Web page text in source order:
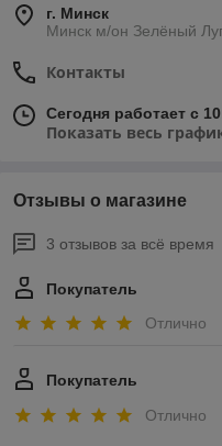
г. Минск
Минск м/он Зелёный
Контакты
Сегодня работает с
Показать весь
Отзывы о магазине
3 отзывов за всё время
Покупатель
Отлично
Покупатель
Отлично